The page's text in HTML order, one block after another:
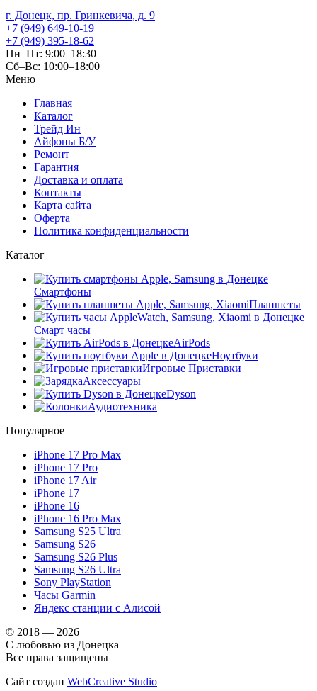
г. Донецк, пр. Гринкевича, д. 9
+7 (949) 649-10-19
+7 (949) 395-18-62
Пн–Пт: 9:00–18:30
Сб–Вс: 10:00–18:00
Меню
Главная
Каталог
Трейд Ин
Айфоны Б/У
Ремонт
Гарантия
Доставка и оплата
Контакты
Карта сайта
Оферта
Политика конфиденциальности
Каталог
Смартфоны
Планшеты
Смарт часы
AirPods
Ноутбуки
Игровые Приставки
Аксессуары
Dyson
Аудиотехника
Популярное
iPhone 17 Pro Max
iPhone 17 Pro
iPhone 17 Air
iPhone 17
iPhone 16
iPhone 16 Pro Max
Samsung S25 Ultra
Samsung S26
Samsung S26 Plus
Samsung S26 Ultra
Sony PlayStation
Часы Garmin
Яндекс станции с Алисой
© 2018 — 2026
С любовью из Донецка
Все права защищены
Сайт создан WebCreative Studio